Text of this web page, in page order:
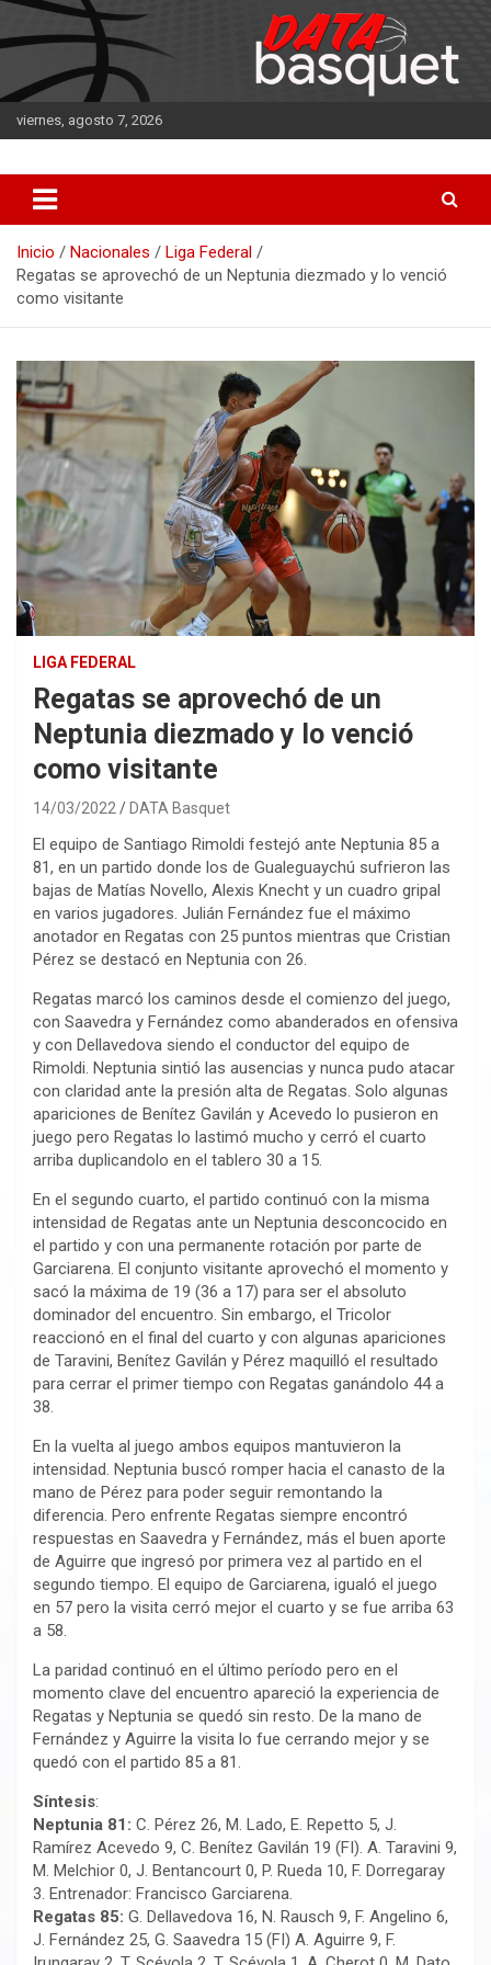
Saltar
al
contenido
viernes, agosto 7, 2026
DATA Basquet
Inicio Nacionales
Liga Federal
Regatas se aprovechó de un Neptunia diezmado y lo venció
como visitante
LIGA FEDERAL
Regatas se aprovechó de un
Neptunia diezmado y lo venció
como visitante
14/03/2022 DATA Basquet
El equipo de Santiago Rimoldi festejó ante Neptunia 85 a
81, en un partido donde los de Gualeguaychú sufrieron las
bajas de Matías Novello, Alexis Knecht y un cuadro gripal
en varios jugadores. Julián Fernández fue el máximo
anotador en Regatas con 25 puntos mientras que Cristian
Pérez se destacó en Neptunia con 26.
Regatas marcó los caminos desde el comienzo del juego,
con Saavedra y Fernández como abanderados en ofensiva
y con Dellavedova siendo el conductor del equipo de
Rimoldi. Neptunia sintió las ausencias y nunca pudo atacar
con claridad ante la presión alta de Regatas. Solo algunas
apariciones de Benítez Gavilán y Acevedo lo pusieron en
juego pero Regatas lo lastimó mucho y cerró el cuarto
arriba duplicandolo en el tablero 30 a 15.
En el segundo cuarto, el partido continuó con la misma
intensidad de Regatas ante un Neptunia desconcocido en
el partido y con una permanente rotación por parte de
Garciarena. El conjunto visitante aprovechó el momento y
sacó la máxima de 19 (36 a 17) para ser el absoluto
dominador del encuentro. Sin embargo, el Tricolor
reaccionó en el final del cuarto y con algunas apariciones
de Taravini, Benítez Gavilán y Pérez maquilló el resultado
para cerrar el primer tiempo con Regatas ganándolo 44 a
38.
En la vuelta al juego ambos equipos mantuvieron la
intensidad. Neptunia buscó romper hacia el canasto de la
mano de Pérez para poder seguir remontando la
diferencia. Pero enfrente Regatas siempre encontró
respuestas en Saavedra y Fernández, más el buen aporte
de Aguirre que ingresó por primera vez al partido en el
segundo tiempo. El equipo de Garciarena, igualó el juego
en 57 pero la visita cerró mejor el cuarto y se fue arriba 63
a 58.
La paridad continuó en el último período pero en el
momento clave del encuentro apareció la experiencia de
Regatas y Neptunia se quedó sin resto. De la mano de
Fernández y Aguirre la visita lo fue cerrando mejor y se
quedó con el partido 85 a 81.
Síntesis:
Neptunia 81: C. Pérez 26, M. Lado, E. Repetto 5, J.
Ramírez Acevedo 9, C. Benítez Gavilán 19 (FI). A. Taravini 9,
M. Melchior 0, J. Bentancourt 0, P. Rueda 10, F. Dorregaray
3. Entrenador: Francisco Garciarena.
Regatas 85: G. Dellavedova 16, N. Rausch 9, F. Angelino 6,
J. Fernández 25, G. Saavedra 15 (FI) A. Aguirre 9, F.